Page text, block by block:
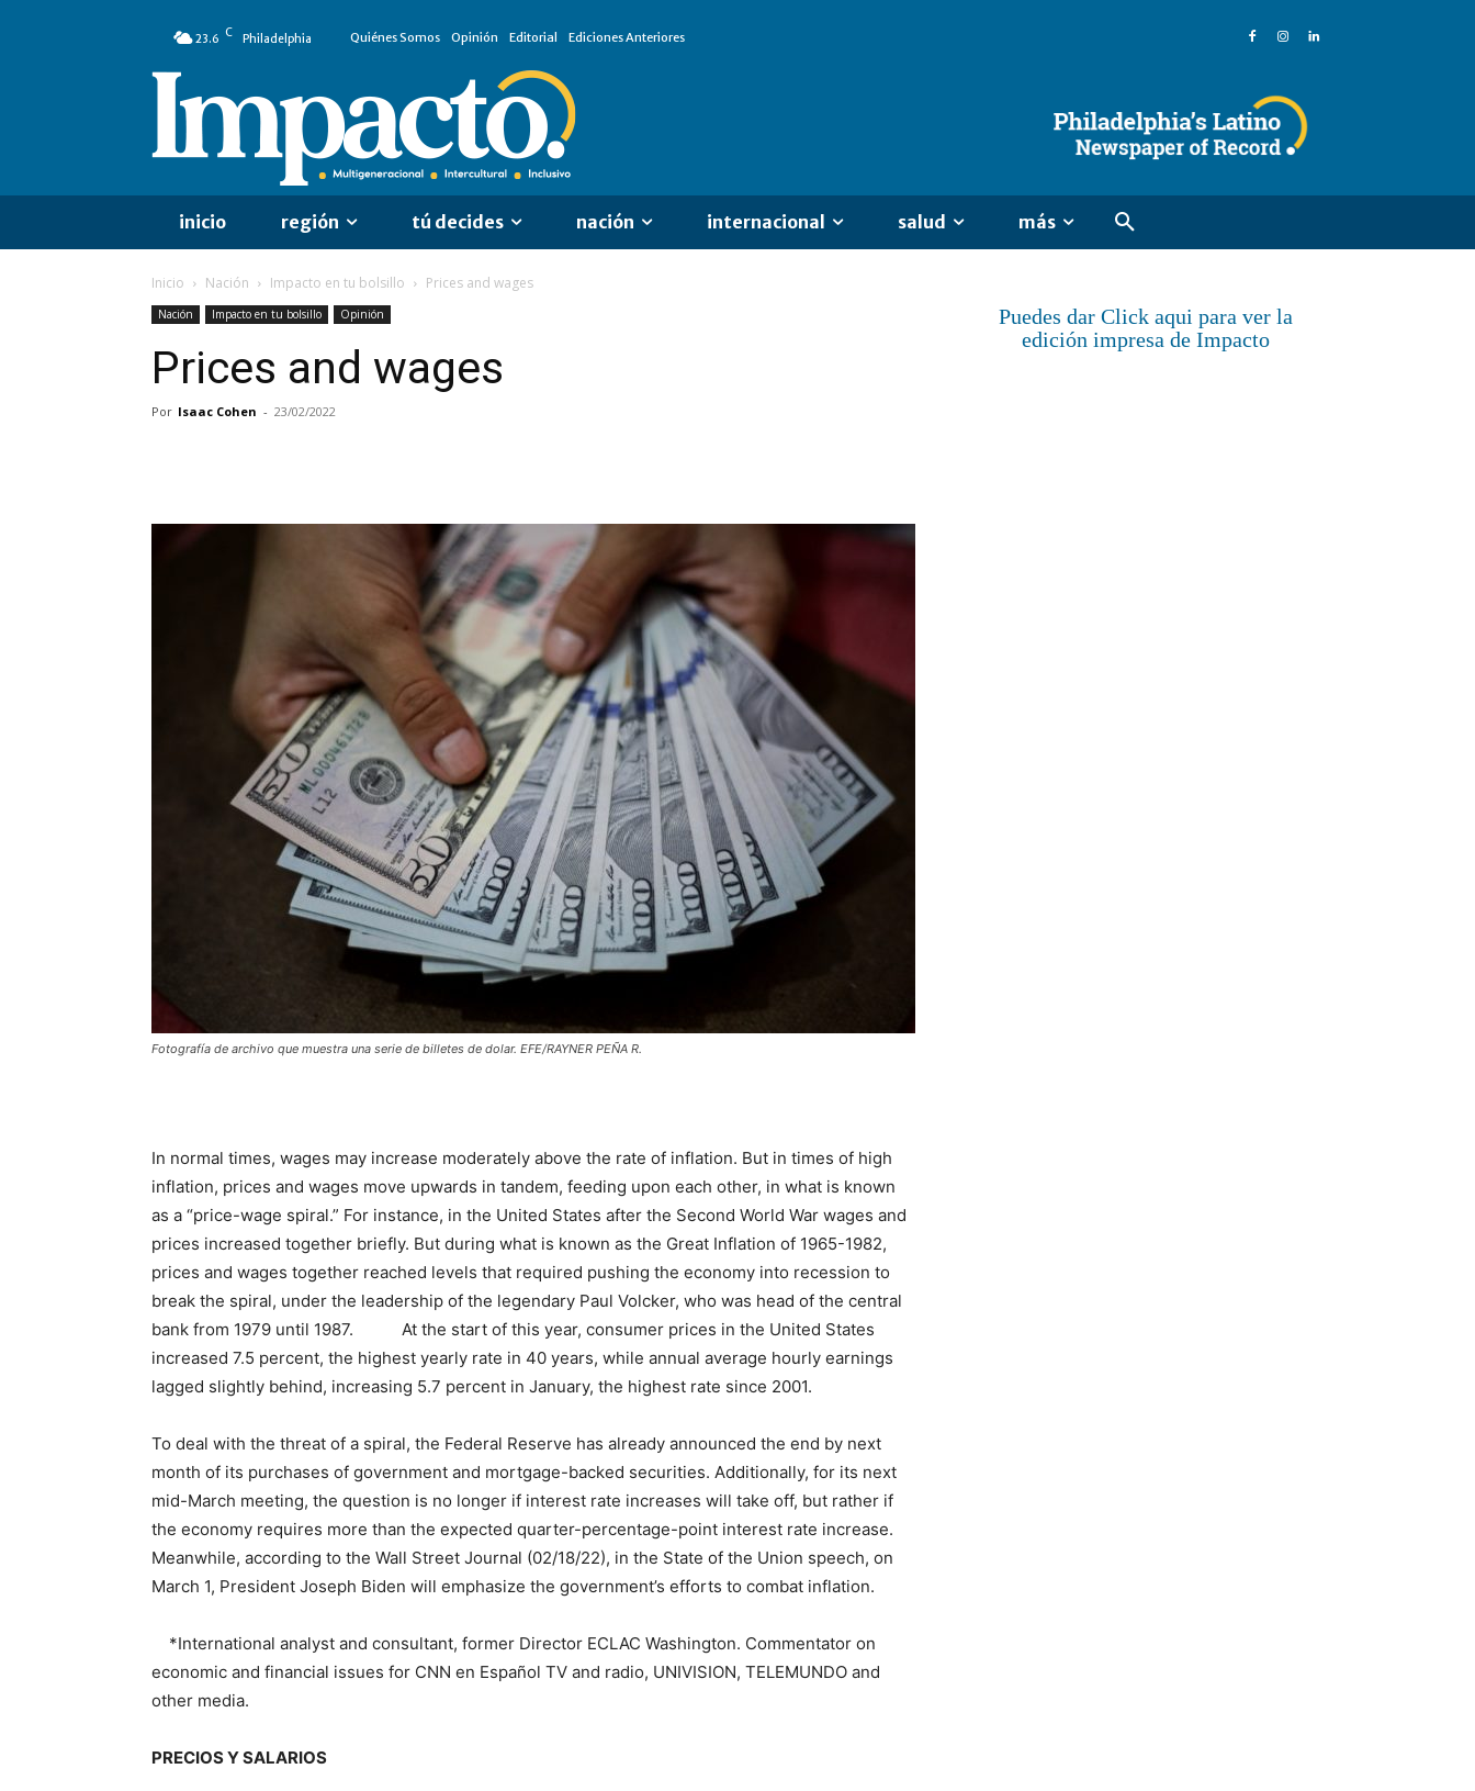
23.6 C Philadelphia Quiénes Somos Opinión Editorial Ediciones Anteriores
inicio región tú decides nación internacional salud más
Inicio Nación Impacto en tu bolsillo Prices and wages
Nación Impacto en tu bolsillo Opinión
Prices and wages
Por Isaac Cohen - 23/02/2022
Fotografía de archivo que muestra una serie de billetes de dolar. EFE/RAYNER PEÑA R.
In normal times, wages may increase moderately above the rate of inflation. But in times of high
inflation, prices and wages move upwards in tandem, feeding upon each other, in what is known
as a “price-wage spiral.” For instance, in the United States after the Second World War wages and
prices increased together briefly. But during what is known as the Great Inflation of 1965-1982,
prices and wages together reached levels that required pushing the economy into recession to
break the spiral, under the leadership of the legendary Paul Volcker, who was head of the central
bank from 1979 until 1987. At the start of this year, consumer prices in the United States
increased 7.5 percent, the highest yearly rate in 40 years, while annual average hourly earnings
lagged slightly behind, increasing 5.7 percent in January, the highest rate since 2001.
To deal with the threat of a spiral, the Federal Reserve has already announced the end by next
month of its purchases of government and mortgage-backed securities. Additionally, for its next
mid-March meeting, the question is no longer if interest rate increases will take off, but rather if
the economy requires more than the expected quarter-percentage-point interest rate increase.
Meanwhile, according to the Wall Street Journal (02/18/22), in the State of the Union speech, on
March 1, President Joseph Biden will emphasize the government’s efforts to combat inflation.
*International analyst and consultant, former Director ECLAC Washington. Commentator on
economic and financial issues for CNN en Español TV and radio, UNIVISION, TELEMUNDO and
other media.
PRECIOS Y SALARIOS
Puedes dar Click aqui para ver la
edición impresa de Impacto